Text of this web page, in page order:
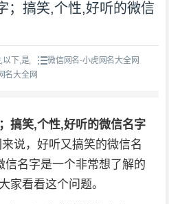
；搞笑,个性,好听的微信
以下,是,
微信网名-小虎网名大全网
名大全网
搞笑,个性,好听的微信名字
说，好听又搞笑的微信名
信名字是一个非常想了解的
家看看这个问题。